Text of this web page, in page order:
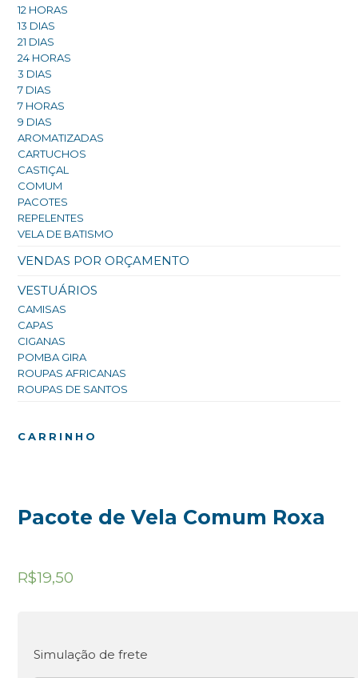
12 HORAS
13 DIAS
21 DIAS
24 HORAS
3 DIAS
7 DIAS
7 HORAS
9 DIAS
AROMATIZADAS
CARTUCHOS
CASTIÇAL
COMUM
PACOTES
REPELENTES
VELA DE BATISMO
VENDAS POR ORÇAMENTO
VESTUÁRIOS
CAMISAS
CAPAS
CIGANAS
POMBA GIRA
ROUPAS AFRICANAS
ROUPAS DE SANTOS
CARRINHO
Pacote de Vela Comum Roxa
R$19,50
Simulação de frete